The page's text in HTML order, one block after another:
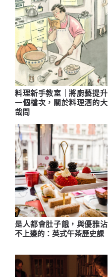
料理新手教室｜將廚藝提升
一個檔次，關於料理酒的大
哉問
是人都會肚子餓，與優雅沾
不上邊的：英式午茶歷史課